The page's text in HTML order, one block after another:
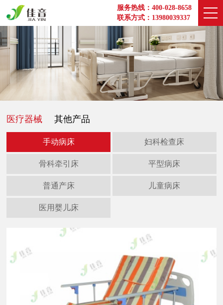
服务热线：400-028-8658
联系方式：13980039337
医疗器械 其他产品
手动病床 妇科检查床
骨科牵引床 平型病床
普通产床 儿童病床
医用婴儿床